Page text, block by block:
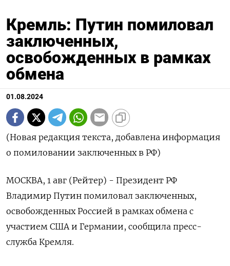
Кремль: Путин помиловал
заключенных,
освобожденных в рамках
обмена
01.08.2024
(Новая редакция текста, добавлена информация
о помиловании заключенных в РФ)
МОСКВА, 1 авг (Рейтер) - Президент РФ
Владимир Путин помиловал заключенных,
освобожденных Россией в рамках обмена с
участием США и Германии, сообщила пресс-
служба Кремля.